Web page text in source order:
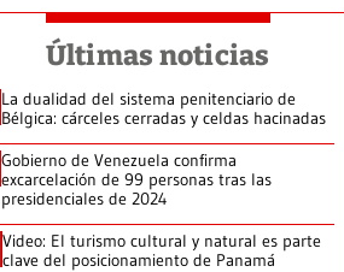
Últimas noticias
La dualidad del sistema penitenciario de
Bélgica: cárceles cerradas y celdas hacinadas
Gobierno de Venezuela confirma
excarcelación de 99 personas tras las
presidenciales de 2024
Video: El turismo cultural y natural es parte
clave del posicionamiento de Panamá